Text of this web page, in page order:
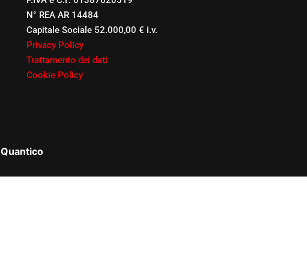
N° REA AR 14484
Capitale Sociale 52.000,00 € i.v.
Privacy Policy
Trattamento dei dati
Cookie Policy
Quantico